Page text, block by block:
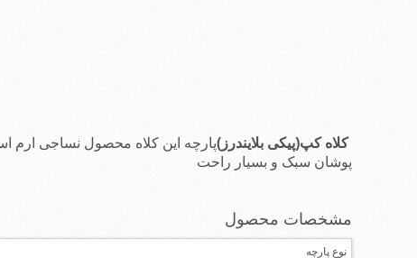
کلاه کپ(پیکی بلایندرز)پارچه این کلاه محصول نساجی ارم
پوشان سبک و بسیار راحت
مشخصات محصول
نوع پارچه